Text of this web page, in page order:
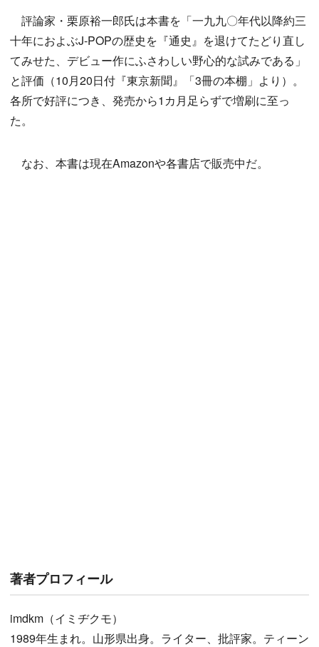
評論家・栗原裕一郎氏は本書を「一九九〇年代以降約三
十年におよぶJ-POPの歴史を『通史』を退けてたどり直し
てみせた、デビュー作にふさわしい野心的な試みである」
と評価（10月20日付『東京新聞』「3冊の本棚」より）。
各所で好評につき、発売から1カ月足らずで増刷に至っ
た。
なお、本書は現在Amazonや各書店で販売中だ。
著者プロフィール
imdkm（イミヂクモ）
1989年生まれ。山形県出身。ライター、批評家。ティーン